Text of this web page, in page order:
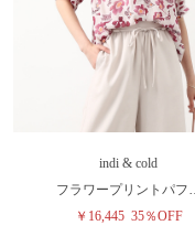
indi & cold
フラワープリントパフ…
￥16,445 35％OFF